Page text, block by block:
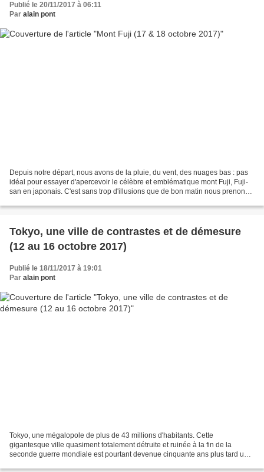
Publié le 20/11/2017 à 06:11
Par alain pont
Depuis notre départ, nous avons de la pluie, du vent, des nuages bas : pas
idéal pour essayer d'apercevoir le célèbre et emblématique mont Fuji, Fuji-
san en japonais. C'est sans trop d'illusions que de bon matin nous prenons
Tokyo, une ville de contrastes et de démesure
(12 au 16 octobre 2017)
Publié le 18/11/2017 à 19:01
Par alain pont
Tokyo, une mégalopole de plus de 43 millions d'habitants. Cette
gigantesque ville quasiment totalement détruite et ruinée à la fin de la
seconde guerre mondiale est pourtant devenue cinquante ans plus tard une